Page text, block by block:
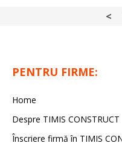
<
PENTRU FIRME:
Home
Despre TIMIS CONSTRUCT
Înscriere firmă în TIMIS